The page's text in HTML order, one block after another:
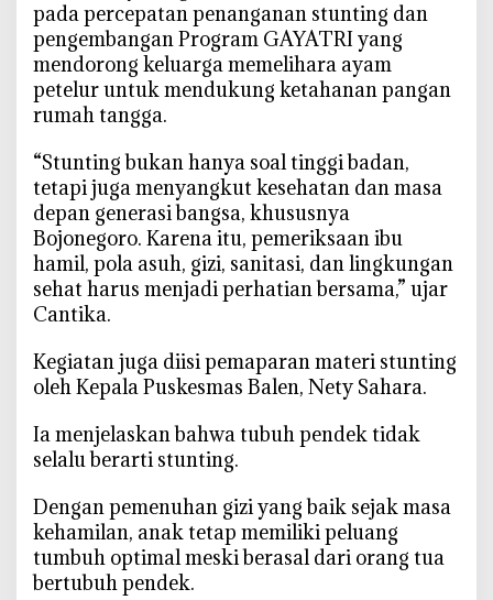
A
A
T
R
a
d
i
A
n
d
a
n
e
t
h
a
n
pada percepatan penanganan stunting dan
pengembangan Program GAYATRI yang
mendorong keluarga memelihara ayam
petelur untuk mendukung ketahanan pangan
rumah tangga.
‎“Stunting bukan hanya soal tinggi badan,
tetapi juga menyangkut kesehatan dan masa
depan generasi bangsa, khususnya
Bojonegoro. Karena itu, pemeriksaan ibu
hamil, pola asuh, gizi, sanitasi, dan lingkungan
sehat harus menjadi perhatian bersama,” ujar
Cantika.
‎Kegiatan juga diisi pemaparan materi stunting
oleh Kepala Puskesmas Balen, Nety Sahara.
‎Ia menjelaskan bahwa tubuh pendek tidak
selalu berarti stunting.
‎Dengan pemenuhan gizi yang baik sejak masa
kehamilan, anak tetap memiliki peluang
tumbuh optimal meski berasal dari orang tua
bertubuh pendek.